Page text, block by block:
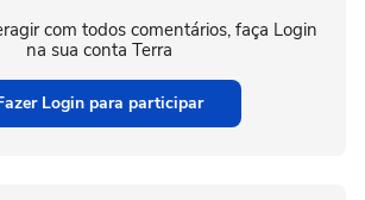
com todos comentários, faça Login
na sua conta Terra
Login para participar